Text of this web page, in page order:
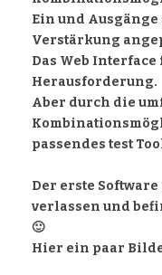
Ein und
Verstärkung
Das Web
Herausforderung.
Aber durch die
passendes test
Der erste
verlassen und
🙂
Hier ein paar